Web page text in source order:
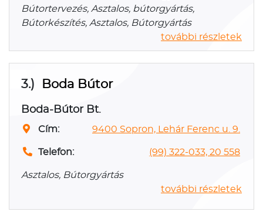
Bútortervezés, Asztalos, bútorgyártás,
Bútorkészítés, Asztalos, Bútorgyártás
további részletek
3.) Boda Bútor
Boda-Bútor Bt.
Cím: 9400 Sopron, Lehár Ferenc u. 9.
Telefon: (99) 322-033, 20 558
Asztalos, Bútorgyártás
további részletek